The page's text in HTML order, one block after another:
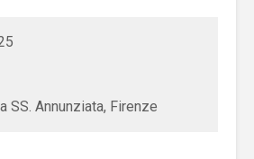
SS. Annunziata, Firenze